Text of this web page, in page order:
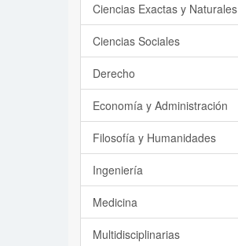
Ciencias Exactas y Naturales
Ciencias Sociales
Derecho
Economía y Administración
Filosofía y Humanidades
Ingeniería
Medicina
Multidisciplinarias